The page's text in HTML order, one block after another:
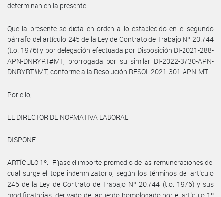
determinan en la presente.
Que la presente se dicta en orden a lo establecido en el segundo
párrafo del artículo 245 de la Ley de Contrato de Trabajo Nº 20.744
(t.o. 1976) y por delegación efectuada por Disposición DI-2021-288-
APN-DNRYRT#MT, prorrogada por su similar DI-2022-3730-APN-
DNRYRT#MT, conforme a la Resolución RESOL-2021-301-APN-MT.
Por ello,
EL DIRECTOR DE NORMATIVA LABORAL
DISPONE:
ARTÍCULO 1º.- Fíjase el importe promedio de las remuneraciones del
cual surge el tope indemnizatorio, según los términos del artículo
245 de la Ley de Contrato de Trabajo Nº 20.744 (t.o. 1976) y sus
modificatorias, derivado del acuerdo homologado por el artículo 1º